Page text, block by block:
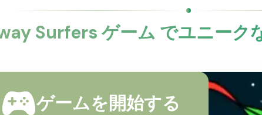
Surfers ゲーム でユニーク
ゲームを開始する